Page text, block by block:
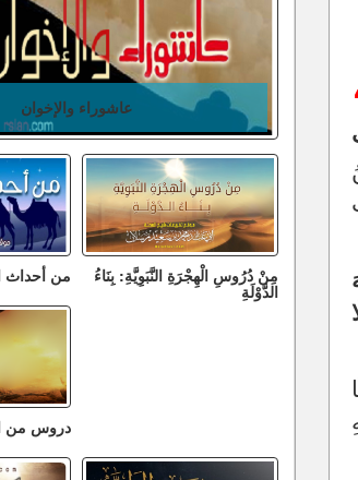
عاشوراء والإخوان
مِنْ دُرُوسِ الْهِجْرَةِ النَّبَوِيَّةِ: بِنَاءُ
الدَّوْلَةِ
من أحداث
دروس من